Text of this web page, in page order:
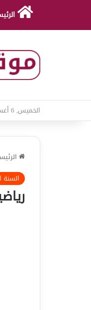
الخميس, 6 أغسطس 2026
السنة